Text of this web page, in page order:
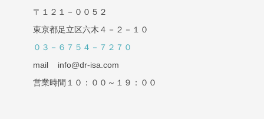
〒１２１－００５２
東京都足立区六木４－２－１０
０３－６７５４－７２７０
mail info@dr-isa.com
営業時間１０：００～１９：００